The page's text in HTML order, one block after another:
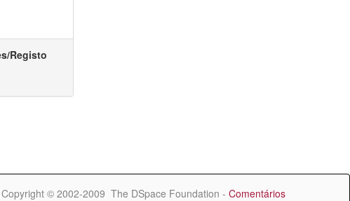
Registo
Copyright © 2002-2009 The DSpace Foundation - Comentários